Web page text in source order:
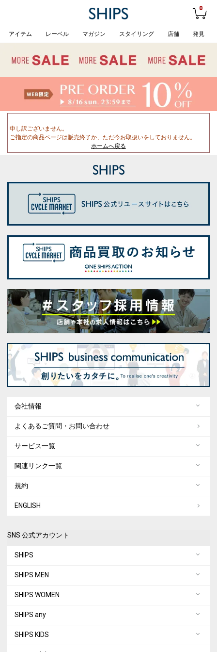
0
アイテム レーベル マガジン スタイリング 店舗 発見
申し訳ございません。
ご指定の商品ページは販売終了か、ただ今お取扱いをしておりません。
ホームへ戻る
会社情報
よくあるご質問・お問い合わせ
サービス一覧
関連リンク一覧
規約
ENGLISH
SNS 公式アカウント
SHIPS
SHIPS MEN
SHIPS WOMEN
SHIPS any
SHIPS KIDS